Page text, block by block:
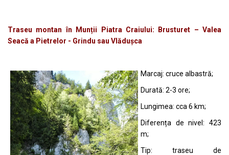
Traseu montan în Munții Piatra Craiului: Brusturet – Valea
Seacă a Pietrelor - Grindu sau Vlădușca
Marcaj: cruce albastră;
Durată: 2-3 ore;
Lungimea: cca 6 km;
Diferența de nivel: 423
m;
Tip: traseu de